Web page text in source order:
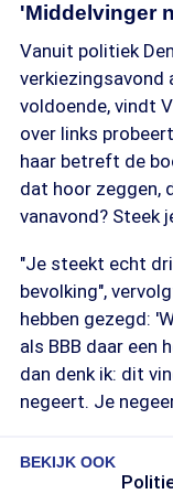
'Middelvinger
Vanuit politiek
verkiezingsavond
voldoende, vindt
over links
haar betreft de
dat hoor zeggen,
vanavond? Steek
"Je steekt echt
bevolking",
hebben gezegd:
als BBB daar een
dan denk ik: dit
negeert. Je
BEKIJK OOK